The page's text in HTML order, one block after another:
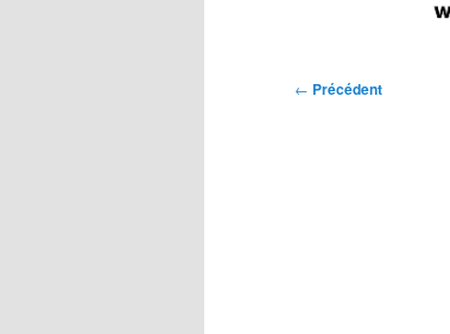
Navigation
← Précédent